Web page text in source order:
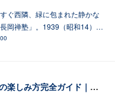
ぐ西隣、緑に包まれた静かな
岡禅塾」。1939（昭和14）…
長岡天満宮の楽しみ方完全ガイド｜アンバサダーが教えます！